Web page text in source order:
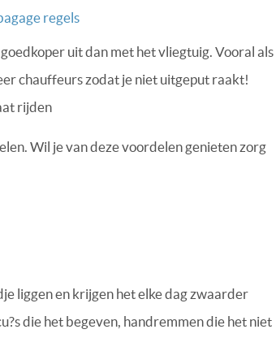
regels
uit dan met het vliegtuig. Vooral als
chauffeurs zodat je niet uitgeput raakt!
rijden
Wil je van deze voordelen genieten zorg
liggen en krijgen het elke dag zwaarder
die het begeven, handremmen die het niet